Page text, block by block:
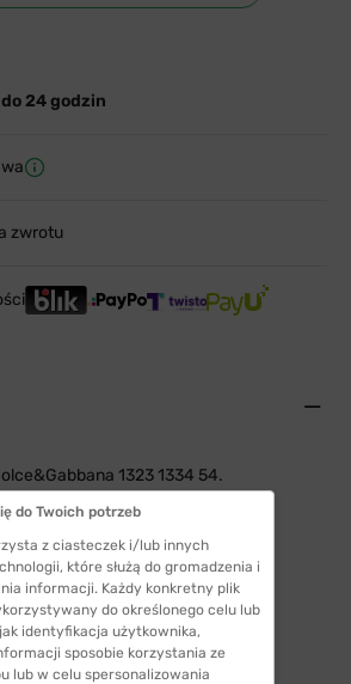
do 24 godzin
zwrotu
1323 1334 54.
szkła
do Twoich potrzeb
z ciasteczek i/lub innych
które służą do gromadzenia i
informacji. Każdy konkretny plik
do określonego celu lub
identyfikacja użytkownika,
sposobie korzystania ze
lub w celu spersonalizowania